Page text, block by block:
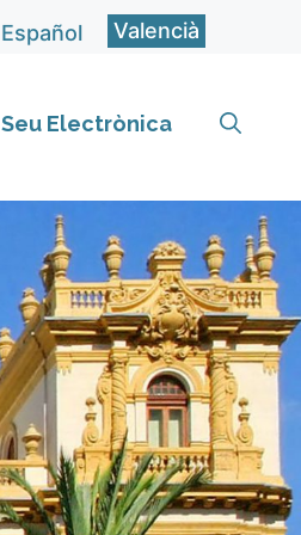
Español Valencià
Seu Electrònica